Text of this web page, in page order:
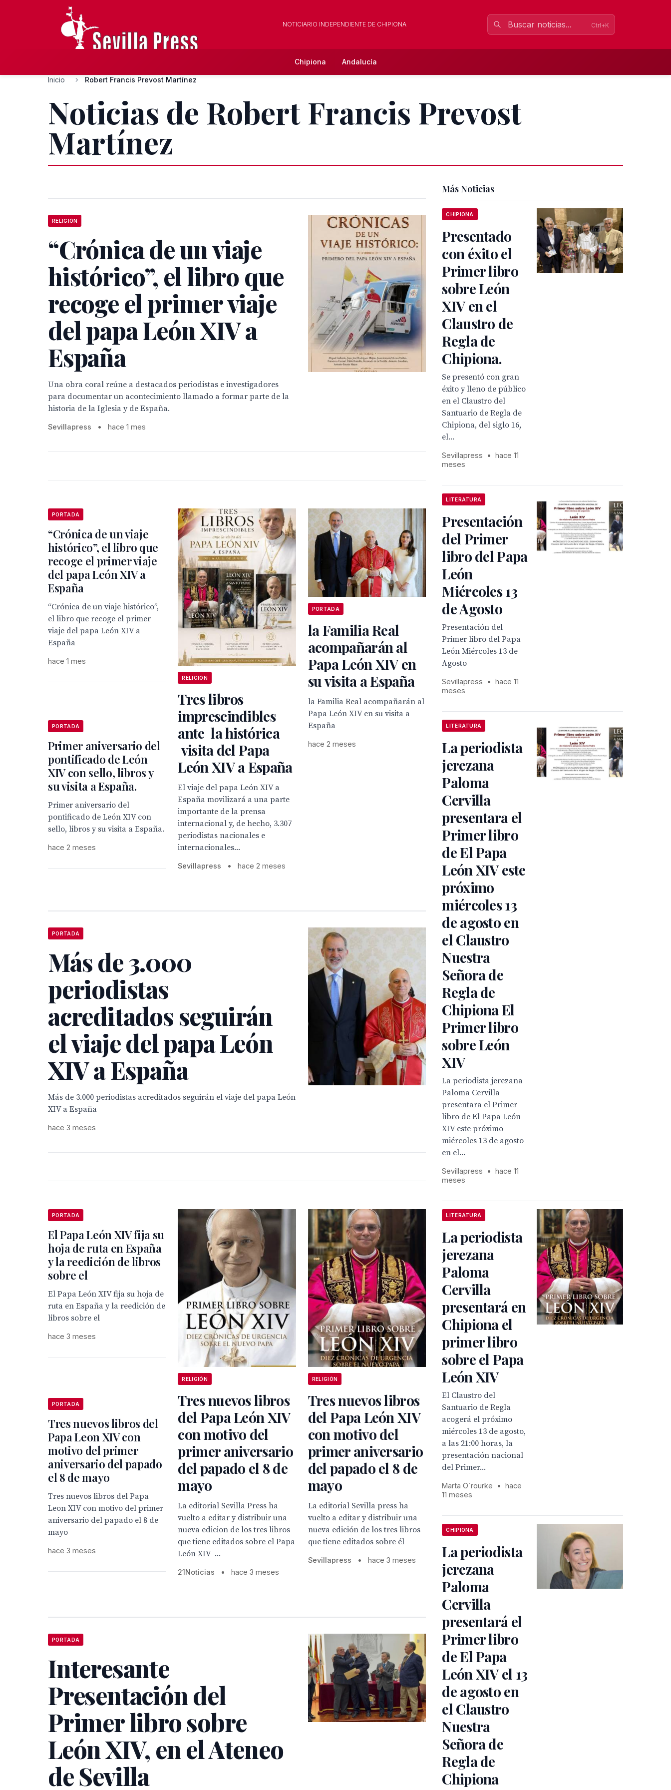
NOTICIARIO INDEPENDIENTE DE CHIPIONA Ctrl+K
Chipiona Andalucía
Inicio Robert Francis Prevost Martínez
Noticias de Robert Francis Prevost
Martínez
RELIGIÓN
“Crónica de un viaje
histórico”, el libro que
recoge el primer viaje
del papa León XIV a
España
Una obra coral reúne a destacados periodistas e investigadores
para documentar un acontecimiento llamado a formar parte de la
historia de la Iglesia y de España.
Sevillapress • hace 1 mes
PORTADA
“Crónica de un viaje
histórico”, el libro que
recoge el primer viaje
del papa León XIV a
España
“Crónica de un viaje histórico”,
el libro que recoge el primer
viaje del papa León XIV a
España
hace 1 mes
RELIGIÓN
Tres libros
imprescindibles
ante la histórica
visita del Papa
León XIV a España
El viaje del papa León XIV a
España movilizará a una parte
importante de la prensa
internacional y, de hecho, 3.307
periodistas nacionales e
internacionales...
Sevillapress • hace 2 meses
PORTADA
la Familia Real
acompañarán al
Papa León XIV en
su visita a España
la Familia Real acompañarán al
Papa León XIV en su visita a
España
hace 2 meses
PORTADA
Primer aniversario del
pontificado de León
XIV con sello, libros y
su visita a España.
Primer aniversario del
pontificado de León XIV con
sello, libros y su visita a España.
hace 2 meses
PORTADA
Más de 3.000
periodistas
acreditados seguirán
el viaje del papa León
XIV a España
Más de 3.000 periodistas acreditados seguirán el viaje del papa León
XIV a España
hace 3 meses
PORTADA
El Papa León XIV fija su
hoja de ruta en España
y la reedición de libros
sobre el
El Papa León XIV fija su hoja de
ruta en España y la reedición de
libros sobre el
hace 3 meses
RELIGIÓN
Tres nuevos libros
del Papa León XIV
con motivo del
primer aniversario
del papado el 8 de
mayo
La editorial Sevilla Press ha
vuelto a editar y distribuir una
nueva edicion de los tres libros
que tiene editados sobre el Papa
León XIV ...
21Noticias • hace 3 meses
RELIGIÓN
Tres nuevos libros
del Papa León XIV
con motivo del
primer aniversario
del papado el 8 de
mayo
La editorial Sevilla press ha
vuelto a editar y distribuir una
nueva edición de los tres libros
que tiene editados sobre él
Sevillapress • hace 3 meses
PORTADA
Tres nuevos libros del
Papa Leon XIV con
motivo del primer
aniversario del papado
el 8 de mayo
Tres nuevos libros del Papa
Leon XIV con motivo del primer
aniversario del papado el 8 de
mayo
hace 3 meses
PORTADA
Interesante
Presentación del
Primer libro sobre
León XIV, en el Ateneo
de Sevilla
Más Noticias
CHIPIONA
Presentado
con éxito el
Primer libro
sobre León
XIV en el
Claustro de
Regla de
Chipiona.
Se presentó con gran
éxito y lleno de público
en el Claustro del
Santuario de Regla de
Chipiona, del siglo 16,
el...
Sevillapress •
hace 11
meses
LITERATURA
Presentación
del Primer
libro del Papa
León
Miércoles 13
de Agosto
Presentación del
Primer libro del Papa
León Miércoles 13 de
Agosto
Sevillapress •
hace 11
meses
LITERATURA
La periodista
jerezana
Paloma
Cervilla
presentara el
Primer libro
de El Papa
León XIV este
próximo
miércoles 13
de agosto en
el Claustro
Nuestra
Señora de
Regla de
Chipiona El
Primer libro
sobre León
XIV
La periodista jerezana
Paloma Cervilla
presentara el Primer
libro de El Papa León
XIV este próximo
miércoles 13 de agosto
en el...
Sevillapress •
hace 11
meses
LITERATURA
La periodista
jerezana
Paloma
Cervilla
presentará en
Chipiona el
primer libro
sobre el Papa
León XIV
El Claustro del
Santuario de Regla
acogerá el próximo
miércoles 13 de agosto,
a las 21:00 horas, la
presentación nacional
del Primer...
Marta O´rourke •
hace
11 meses
CHIPIONA
La periodista
jerezana
Paloma
Cervilla
presentará el
Primer libro
de El Papa
León XIV el 13
de agosto en
el Claustro
Nuestra
Señora de
Regla de
Chipiona